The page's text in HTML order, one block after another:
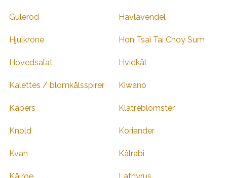
Gulerod Havlavendel
Hjulkrone Hon Tsai Tai Choy Sum
Hovedsalat Hvidkål
Kalettes / blomkålsspirer Kiwano
Kapers Klatreblomster
Knold Koriander
Kvan Kålrabi